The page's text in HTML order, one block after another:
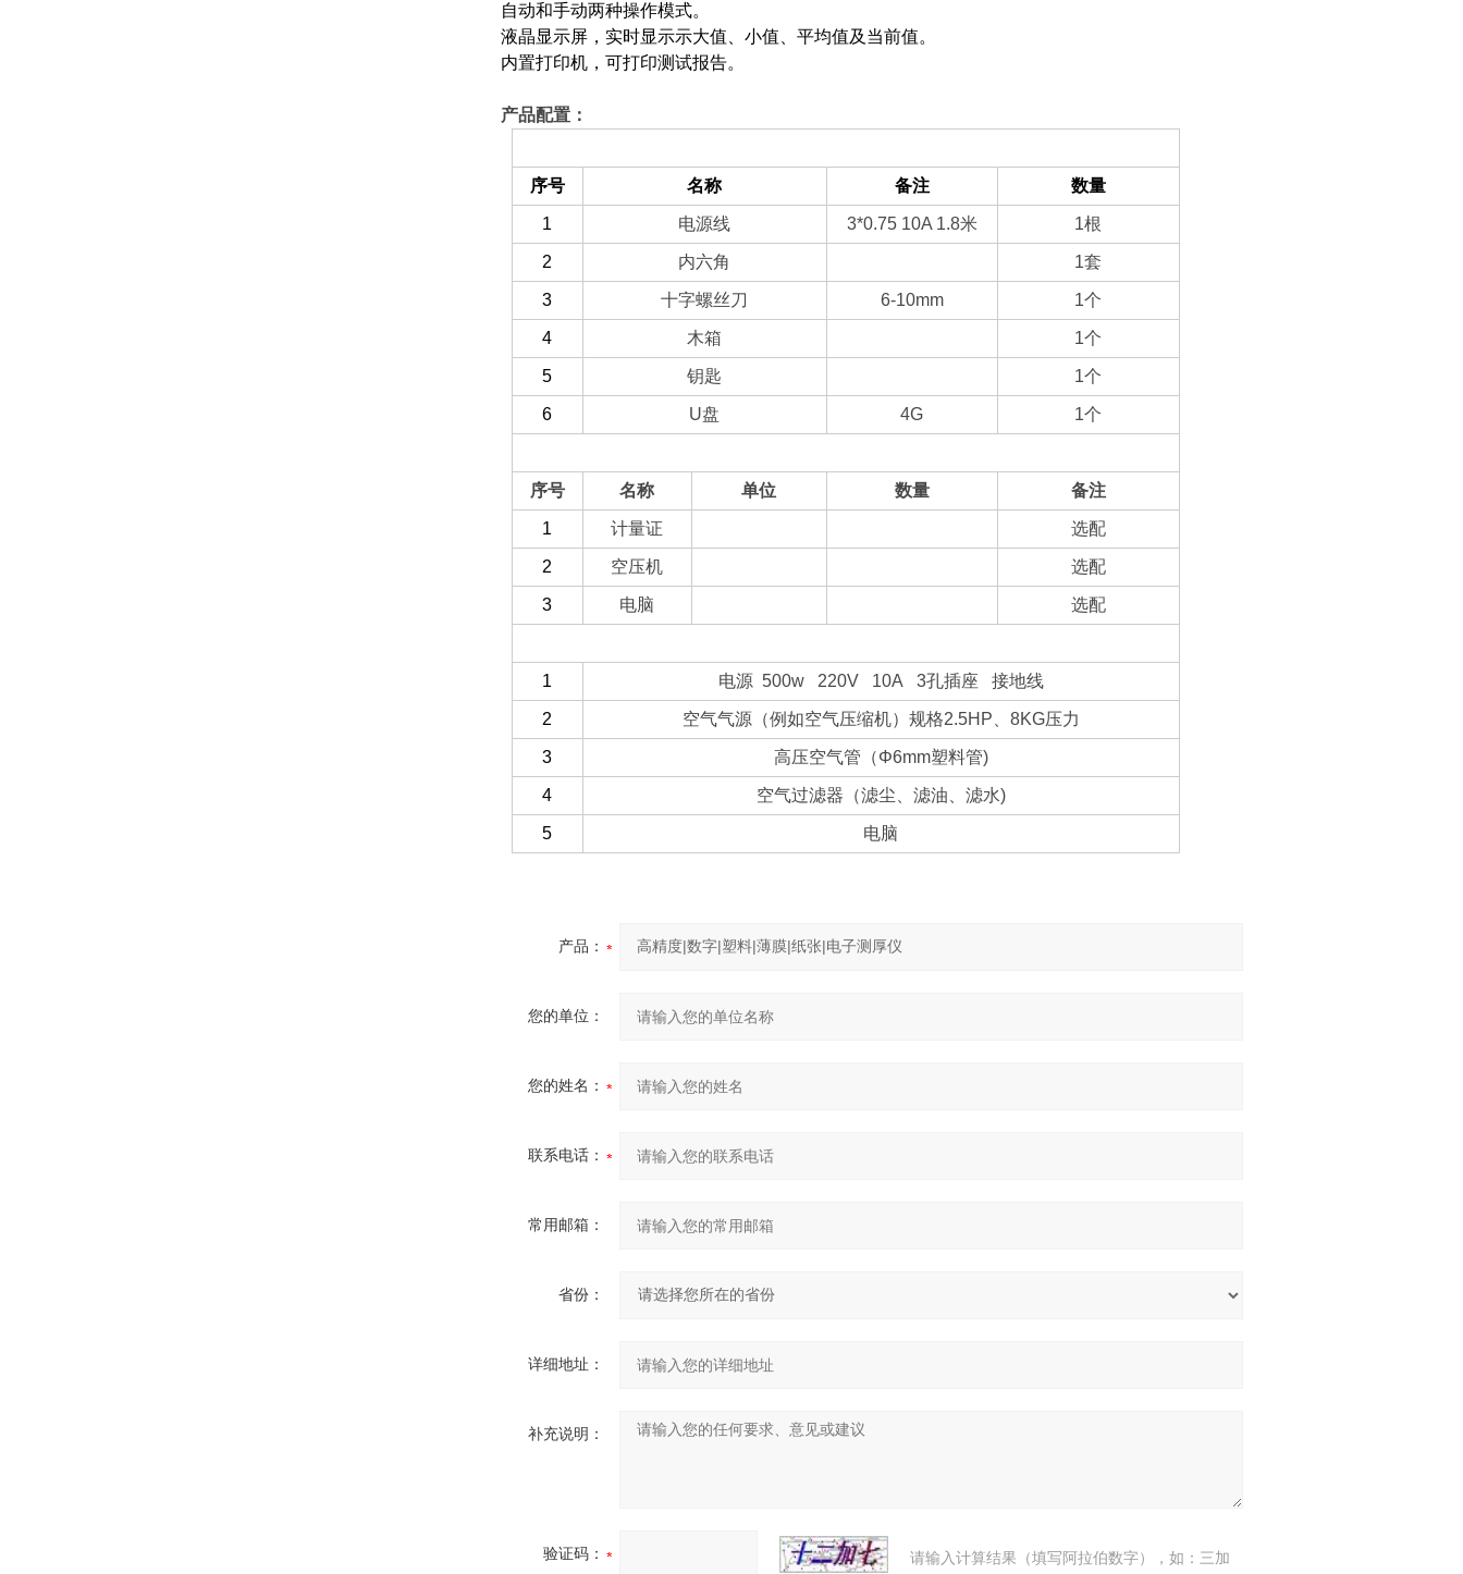
自动和手动两种操作模式。
液晶显示屏，实时显示示大值、小值、平均值及当前值。
内置打印机，可打印测试报告。
产品配置：
序号 名称 备注 数量
1 电源线 3*0.75 10A 1.8米 1根
2 内六角 1套
3 十字螺丝刀 6-10mm 1个
4 木箱 1个
5 钥匙 1个
6 U盘 4G 1个
序号 名称 单位 数量 备注
1 计量证 选配
2 空压机 选配
3 电脑 选配
1 电源 500w 220V 10A 3孔插座 接地线
2 空气气源（例如空气压缩机）规格2.5HP、8KG压力
3 高压空气管（Φ6mm塑料管)
4 空气过滤器（滤尘、滤油、滤水)
5 电脑
产品：
您的单位：
您的姓名：
联系电话：
常用邮箱：
省份：
详细地址：
补充说明：
验证码： 请输入计算结果（填写阿拉伯数字），如：三加